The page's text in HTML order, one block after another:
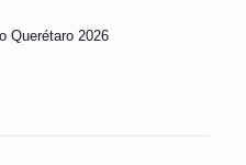
Querétaro 2026